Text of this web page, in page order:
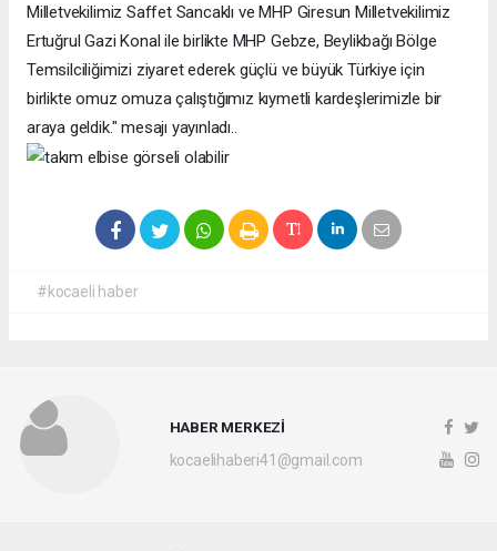
Milletvekilimiz Saffet Sancaklı ve MHP Giresun Milletvekilimiz
Ertuğrul Gazi Konal ile birlikte MHP Gebze, Beylikbağı Bölge
Temsilciliğimizi ziyaret ederek güçlü ve büyük Türkiye için
birlikte omuz omuza çalıştığımız kıymetli kardeşlerimizle bir
araya geldik." mesajı yayınladı..
#kocaeli haber
HABER MERKEZİ
kocaelihaberi41@gmail.com